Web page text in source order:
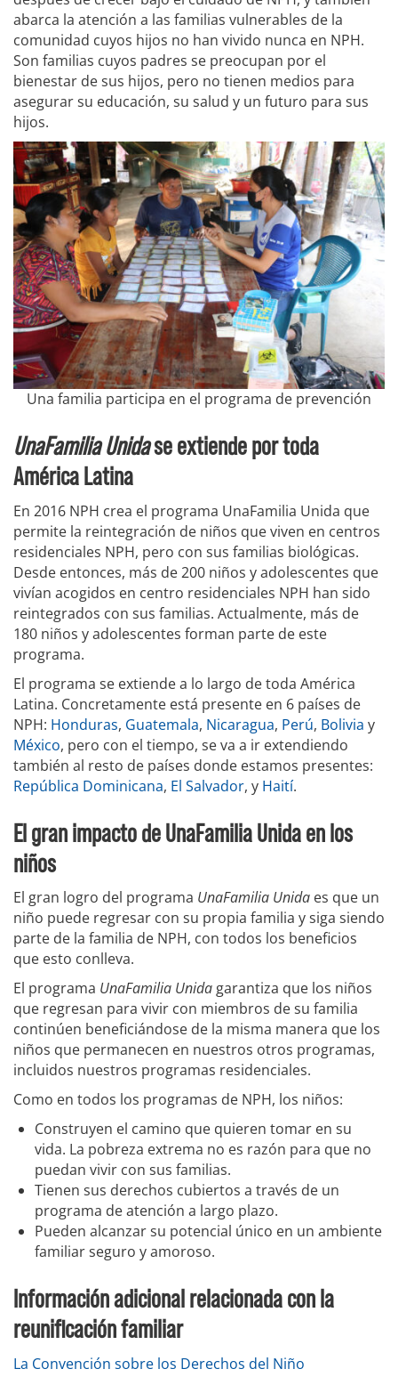
abarca la atención a las familias vulnerables de la
comunidad cuyos hijos no han vivido nunca en NPH.
Son familias cuyos padres se preocupan por el
bienestar de sus hijos, pero no tienen medios para
asegurar su educación, su salud y un futuro para sus
hijos.
Una familia participa en el programa de prevención
UnaFamilia Unidase extiende por toda
América Latina
En 2016 NPH crea el programa UnaFamilia Unida que
permite la reintegración de niños que viven en centros
residenciales NPH, pero con sus familias biológicas.
Desde entonces, más de 200 niños y adolescentes que
vivían acogidos en centro residenciales NPH han sido
reintegrados con sus familias. Actualmente, más de
180 niños y adolescentes forman parte de este
programa.
El programa se extiende a lo largo de toda América
Latina. Concretamente está presente en 6 países de
NPH: Honduras, Guatemala, Nicaragua, Perú, Bolivia y
México, pero con el tiempo, se va a ir extendiendo
también al resto de países donde estamos presentes:
República Dominicana, El Salvador, y Haití.
El gran impacto de UnaFamilia Unida en los
niños
El gran logro del programa UnaFamilia Unida es que un
niño puede regresar con su propia familia y siga siendo
parte de la familia de NPH, con todos los beneficios
que esto conlleva.
El programa UnaFamilia Unida garantiza que los niños
que regresan para vivir con miembros de su familia
continúen beneficiándose de la misma manera que los
niños que permanecen en nuestros otros programas,
incluidos nuestros programas residenciales.
Como en todos los programas de NPH, los niños:
Construyen el camino que quieren tomar en su
vida. La pobreza extrema no es razón para que no
puedan vivir con sus familias.
Tienen sus derechos cubiertos a través de un
programa de atención a largo plazo.
Pueden alcanzar su potencial único en un ambiente
familiar seguro y amoroso.
Información adicional relacionada con la
reunificación familiar
La Convención sobre los Derechos del Niño